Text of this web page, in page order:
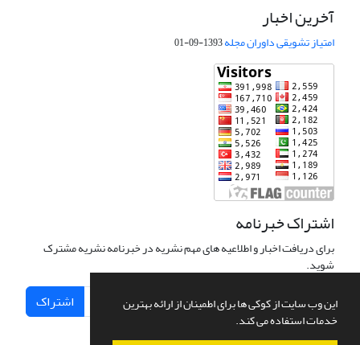
این وب سایت از کوکی ها برای اطمینان از ارائه بهترین
خدمات استفاده می کند.
آخرین اخبار
امتیاز تشویقی داوران مجله1393-09-01
اشتراک خبرنامه
برای دریافت اخبار و اطلاعیه های مهم نشریه در خبرنامه نشریه مشترک
شوید.
اشتراک